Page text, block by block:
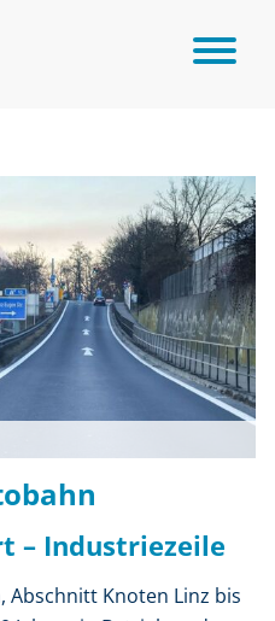
– Industriezeile
Abschnitt Knoten Linz bis